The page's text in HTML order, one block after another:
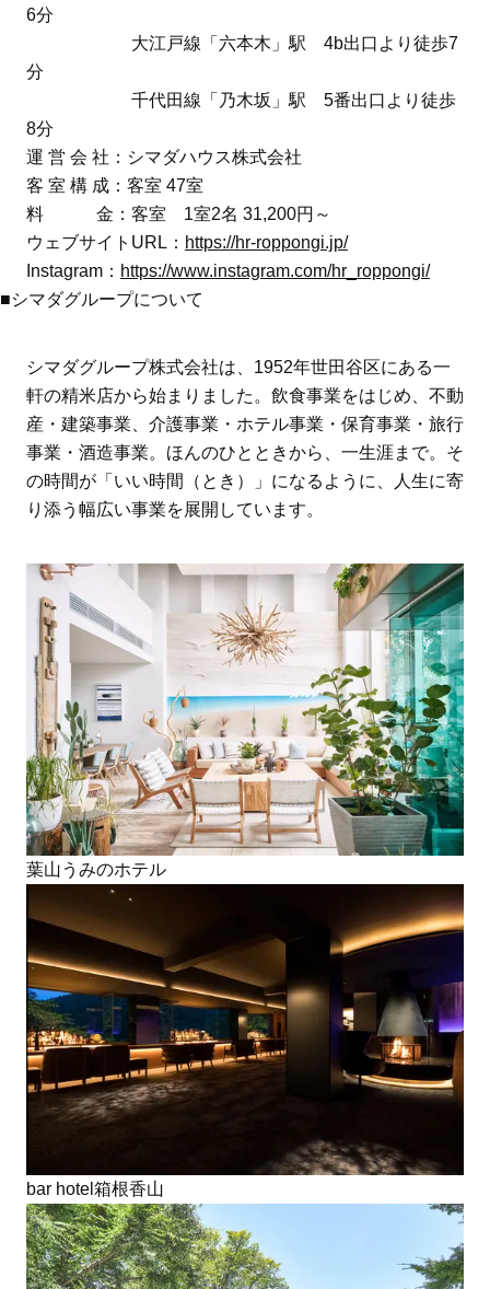
6分
大江戸線「六本木」駅 4b出口より徒歩7
分
千代田線「乃木坂」駅 5番出口より徒歩
8分
運 営 会 社：シマダハウス株式会社
客 室 構 成：客室 47室
料 金：客室 1室2名 31,200円～
ウェブサイトURL： https://hr-roppongi.jp/
Instagram： https://www.instagram.com/hr_roppongi/
■シマダグループについて
シマダグループ株式会社は、1952年世田谷区にある一
軒の精米店から始まりました。飲食事業をはじめ、不動
産・建築事業、介護事業・ホテル事業・保育事業・旅行
事業・酒造事業。ほんのひとときから、一生涯まで。そ
の時間が「いい時間（とき）」になるように、人生に寄
り添う幅広い事業を展開しています。
葉山うみのホテル
bar hotel箱根香山